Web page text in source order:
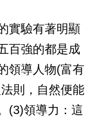
實驗有著明顯
百強的都是成
領導人物(富有
則，自然便能
(3)領導力：這